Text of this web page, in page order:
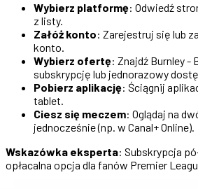
Wybierz platformę: Odwiedź
z listy.
Załóż konto: Zarejestruj się lub
konto.
Wybierz ofertę: Znajdź Burnley -
subskrypcję lub jednorazowy
Pobierz aplikację: Ściągnij
tablet.
Ciesz się meczem: Oglądaj na
jednocześnie (np. w Canal+ Online).
Wskazówka eksperta: Subskrypcja
opłacalna opcja dla fanów Premier